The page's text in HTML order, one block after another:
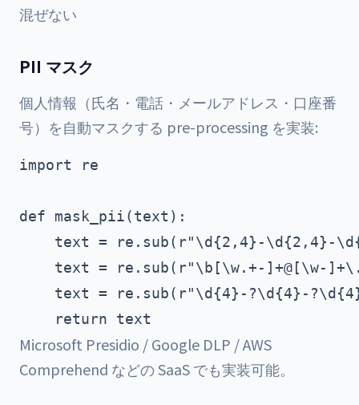
混ぜない
PII マスク
個人情報（氏名・電話・メールアドレス・口座番
号）を自動マスクする pre-processing を実装:
import re
def mask_pii(text):
text = re.sub(r"\d{2,4}-\d{2,4}-
text = re.sub(r"\b[\w.+-]+@[\w-
text = re.sub(r"\d{4}-?\d{4}-
Microsoft Presidio / Google DLP / AWS
Comprehend などの SaaS でも実装可能。